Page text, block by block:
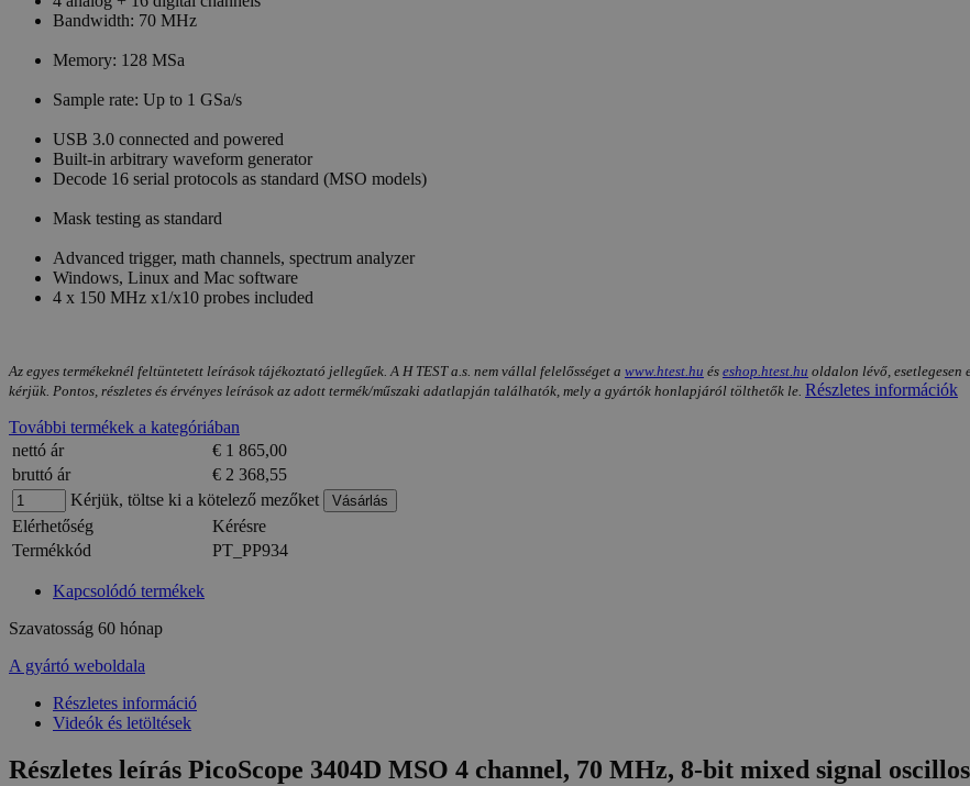
Bandwidth: 70 MHz
Memory: 128 MSa
Sample rate: Up to 1 GSa/s
USB 3.0 connected and powered
Built-in arbitrary waveform generator
Decode 16 serial protocols as standard (MSO models)
Mask testing as standard
Advanced trigger, math channels, spectrum analyzer
Windows, Linux and Mac software
4 x 150 MHz x1/x10 probes included
Az egyes termékeknél feltüntetett leírások tájékoztató jellegűek. A H TEST a.s. nem vállal felelősséget a www.htest.hu és eshop.htest.hu oldalon lévő, esetlegesen
kérjük. Pontos, részletes és érvényes leírások az adott termék/műszaki adatlapján találhatók, mely a gyártók honlapjáról tölthetők le. Részletes információk
További termékek a kategóriában
nettó ár
€ 1 865,00
bruttó ár
€ 2 368,55
Kérjük, töltse ki a kötelező mezőket
Elérhetőség
Kérésre
Termékkód
PT_PP934
Kapcsolódó termékek
Szavatosság 60 hónap
A gyártó weboldala
Részletes információ
Videók és letöltések
Részletes leírás PicoScope 3404D MSO 4 channel, 70 MHz, 8-bit mixed signal